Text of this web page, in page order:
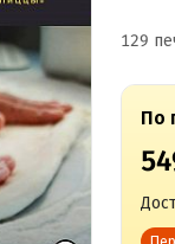
129
По